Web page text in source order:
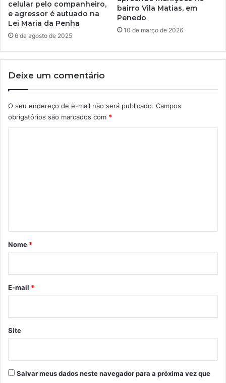
celular pelo companheiro,
e agressor é autuado na
Lei Maria da Penha
6 de agosto de 2025
bairro Vila Matias, em
Penedo
10 de março de 2026
Deixe um comentário
O seu endereço de e-mail não será publicado. Campos
obrigatórios são marcados com *
r
*
Nome *
E-mail *
Site
Salvar meus dados neste navegador para a próxima vez que